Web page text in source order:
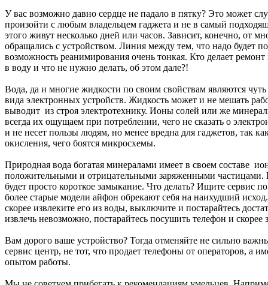
У вас возможно давно сердце не падало в пятку? Это может
произойти с любым владельцем гаджета и не в самый
этого живут несколько дней или часов. Зависит, конечно, от
обращались с устройством. Линия между тем, что надо будет
возможность реанимирования очень тонкая. Кто делает ремонт
в воду и что не нужно делать, об этом дале?!
Вода, да и многие жидкости по своим свойствам являются
вида электронных устройств. Жидкость может и не мешать
выводит из строя электротехнику. Ионы солей или же
всегда их ощущаем при потреблении, чего не сказать о
и не несет пользы людям, но менее вредна для гаджетов, так
окисления, чего боятся микросхемы.
Природная вода богатая минералами имеет в своем составе
положительными и отрицательными заряженными частицами.
будет просто короткое замыкание. Что делать? Ищите сервис
более старые модели айфон обрекают себя на наихудший
скорее извлеките его из воды, выключите и постарайтесь
извлечь невозможно, постарайтесь посушить телефон и скорее
Вам дорого ваше устройство? Тогда отменяйте не сильно
сервис центр, не тот, что продает телефоны от операторов, а
опытом работы.